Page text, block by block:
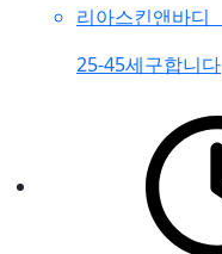
리아스킨앤바디
25-45세구합니다